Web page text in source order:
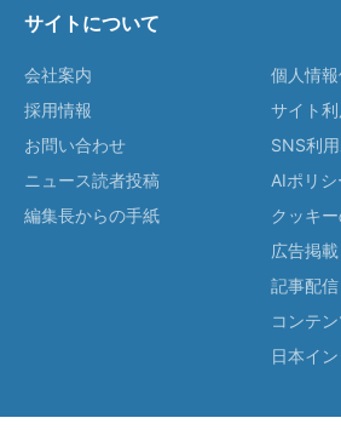
サイトについて
会社案内
採用情報
お問い合わせ
ニュース読者投稿
編集長からの手紙
個人情
サイト
SNS利
AIポリシ
クッキ
広告掲載
記事配信
コンテ
日本イ